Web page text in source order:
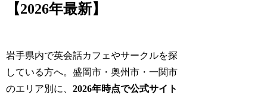
【2026年最新】
岩手県内で英会話カフェやサークルを探
している方へ。盛岡市・奥州市・一関市
のエリア別に、2026年時点で公式サイト